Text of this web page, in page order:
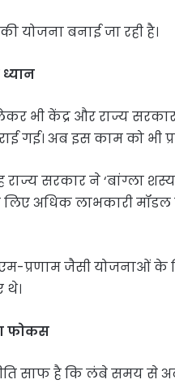
योजना बनाई जा रही है।
भी केंद्र और राज्य
गई। अब इस काम को भी
सरकार ने ‘बांग्ला शस्य
अधिक लाभकारी
प्रणाम जैसी योजनाओं के
थे।
फोकस
साफ है कि लंबे समय से